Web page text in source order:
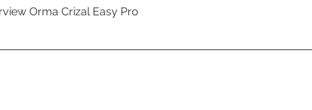
Orma Crizal Easy Pro